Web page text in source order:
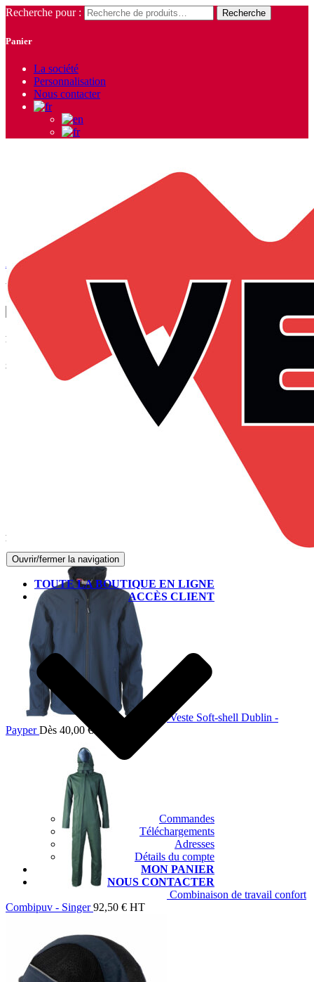
Recherche pour : Recherche
Panier
La société
Personnalisation
Nous contacter
Ouvrir/fermer la navigation
TOUTE LA BOUTIQUE EN LIGNE
ACCÈS CLIENT
Commandes
Téléchargements
Adresses
Détails du compte
MON PANIER
NOUS CONTACTER
Agrilite
Accueil
Voici le seul résultat
Panier
Suivez-nous sur Facebook
Produits les mieux notés
Veste Soft-shell Dublin -
Payper Dès 40,00€HT
Combinaison de travail confort
Combipuv - Singer 92,50 € HT